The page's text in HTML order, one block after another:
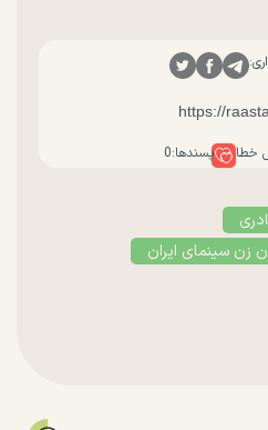
خطا پسندها:0
زن سینمای ایران